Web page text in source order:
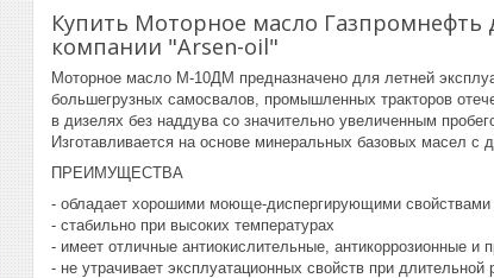
Купить Моторное масло
компании "Arsen-oil"
Моторное масло М-10ДМ предназначено для летней
большегрузных самосвалов, промышленных тракторов
в дизелях без наддува со значительно увеличенным
Изготавливается на основе минеральных базовых масел
ПРЕИМУЩЕСТВА
- обладает хорошими моюще-диспергирующими
- стабильно при высоких температурах
- имеет отличные антиокислительные, антикоррозионные и
- не утрачивает эксплуатационных свойств при